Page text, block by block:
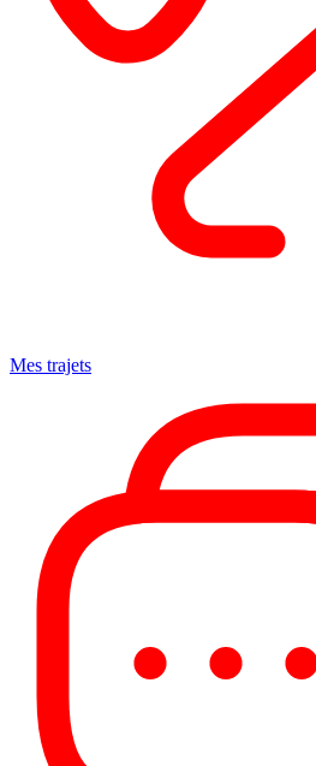
Mes trajets